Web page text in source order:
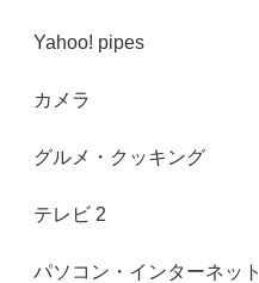
Yahoo! pipes
カメラ
グルメ・クッキング
テレビ 2
パソコン・インターネット